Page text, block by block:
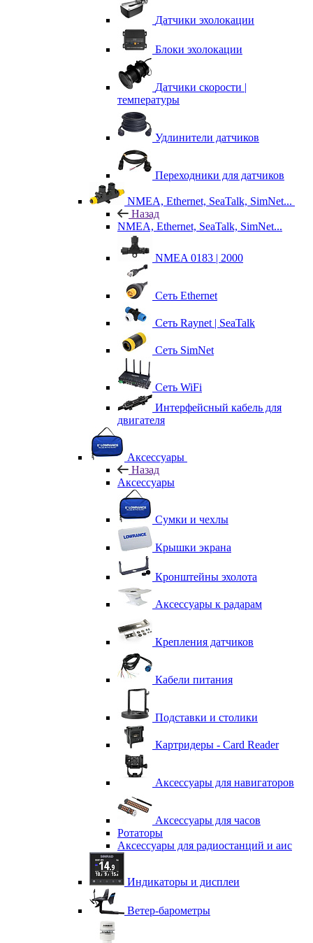
Датчики эхолокации
Блоки эхолокации
Датчики скорости |
температуры
Удлинители датчиков
Переходники для датчиков
NMEA, Ethernet, SeaTalk, SimNet...
Назад
NMEA, Ethernet, SeaTalk, SimNet...
NMEA 0183 | 2000
Сеть Ethernet
Сеть Raynet | SeaTalk
Сеть SimNet
Сеть WiFi
Интерфейсный кабель для
двигателя
Аксессуары
Назад
Аксессуары
Сумки и чехлы
Крышки экрана
Кронштейны эхолота
Аксессуары к радарам
Крепления датчиков
Кабели питания
Подставки и столики
Картридеры - Card Reader
Аксессуары для навигаторов
Аксессуары для часов
Ротаторы
Аксессуары для радиостанций и аис
Индикаторы и дисплеи
Ветер-барометры